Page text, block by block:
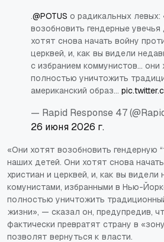
.@POTUS о радикальных левых:
возобновить гендерные увечья
хотят снова начать войну
церквей, и, как вы видели
с избранием коммунистов... они
полностью уничтожить
американский образ…
— Rapid Response 47
26 июня 2026 г.
«Они хотят возобновить гендерную
наших детей. Они хотят снова
христиан и церквей, и, как вы видели
комунистами, избранными в Нью-
полностью уничтожить
жизни», — сказал он, предупредив,
фактически превратят страну в
позволят вернуться к власти.